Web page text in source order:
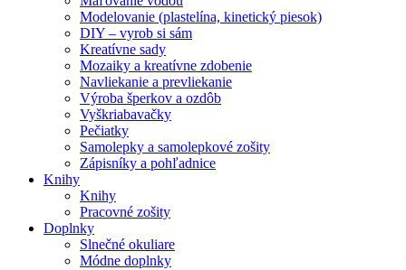
Modelovanie (plastelína, kinetický piesok)
DIY – vyrob si sám
Kreatívne sady
Mozaiky a kreatívne zdobenie
Navliekanie a prevliekanie
Výroba šperkov a ozdôb
Vyškriabavačky
Pečiatky
Samolepky a samolepkové zošity
Zápisníky a pohľadnice
Knihy
Knihy
Pracovné zošity
Doplnky
Slnečné okuliare
Módne doplnky